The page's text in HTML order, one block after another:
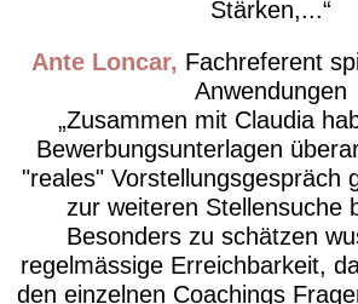
Stärken,...
Ante Loncar Fachreferent
Anwendungen
Zusammen mit Claudia
Bewerbungsunterlagen
"reales" Vorstellungsgespräch
zur weiteren Stellensuche
Besonders zu schätzen
regelmässige Erreichbarkeit,
den einzelnen Coachings